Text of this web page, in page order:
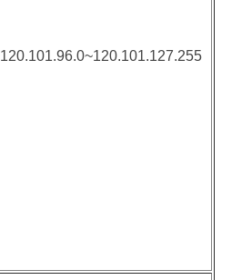
120.101.96.0~120.101.127.255